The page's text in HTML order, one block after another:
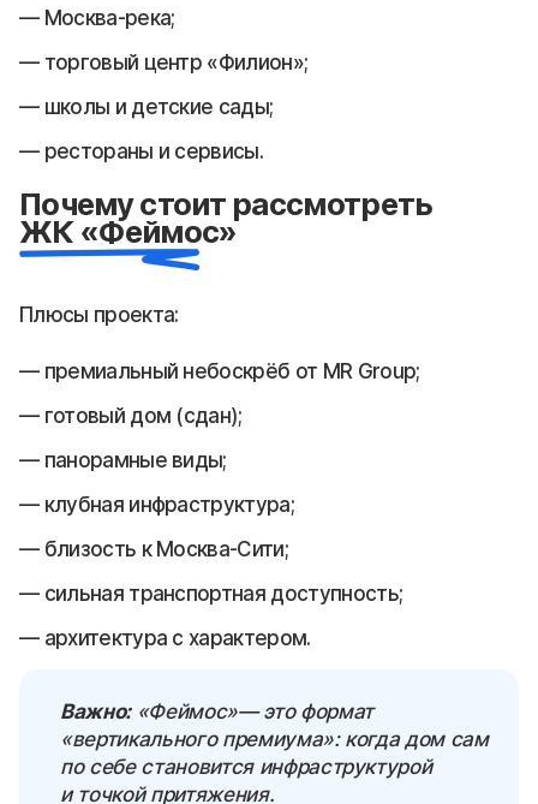
Москва-река;
торговый центр «Филион»;
школы и детские сады;
рестораны и сервисы.
Почему стоит рассмотреть
ЖК «Феймос»
Плюсы проекта:
премиальный небоскрёб от MR Group;
готовый дом (сдан);
панорамные виды;
клубная инфраструктура;
близость к Москва-Сити;
сильная транспортная доступность;
архитектура с характером.
Важно:«Феймос»— это формат
«вертикального премиума»: когда дом сам
по себе становится инфраструктурой
и точкой притяжения.